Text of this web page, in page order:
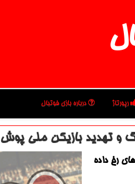
رپورتاژ درباره بازی فوتبال
و تهدید بازیكن ملی پوش
رخ داده